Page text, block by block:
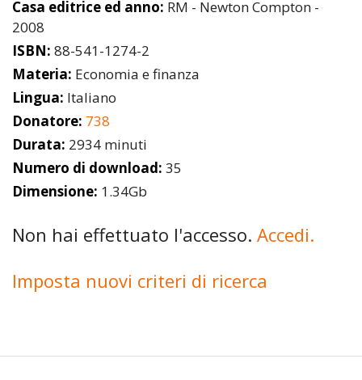
Casa editrice ed anno: RM - Newton Compton -
2008
ISBN: 88-541-1274-2
Materia: Economia e finanza
Lingua: Italiano
Donatore: 738
Durata: 2934 minuti
Numero di download: 35
Dimensione: 1.34Gb
Non hai effettuato l'accesso. Accedi.
Imposta nuovi criteri di ricerca